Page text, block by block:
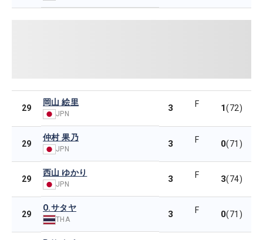
29
岡山 絵里
JPN
3 F 1(72)
29
仲村 果乃
JPN 3 F 0(71)
29
西山 ゆかり
JPN 3 F 3(74)
29
O.サタヤ
THA 3 F 0(71)